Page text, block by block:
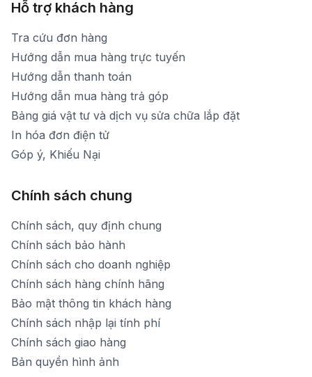
Hỗ trợ khách hàng
Tra cứu đơn hàng
Hướng dẫn mua hàng trực tuyến
Hướng dẫn thanh toán
Hướng dẫn mua hàng trả góp
Bảng giá vật tư và dịch vụ sửa chữa lắp đặt
In hóa đơn điện tử
Góp ý, Khiếu Nại
Chính sách chung
Chính sách, quy định chung
Chính sách bảo hành
Chính sách cho doanh nghiệp
Chính sách hàng chính hãng
Bảo mật thông tin khách hàng
Chính sách nhập lại tính phí
Chính sách giao hàng
Bản quyền hình ảnh